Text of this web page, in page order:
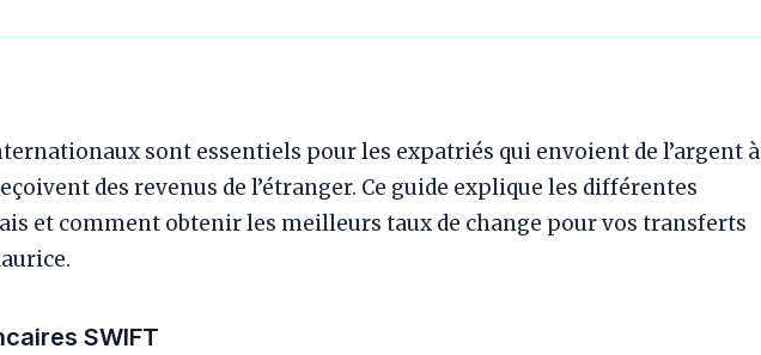
sont essentiels pour les expatriés qui envoient de l’argent à
des revenus de l’étranger. Ce guide explique les différentes
et comment obtenir les meilleurs taux de change pour vos transferts
SWIFT